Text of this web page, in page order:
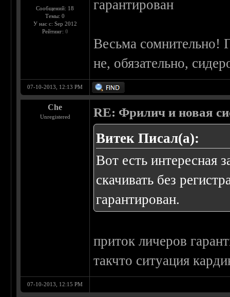
Сообщений: 18
Темы: 0
У нас с: Sep 2012
Рейтинг: 0
гарантирован
Весьма сомнительно!
не, обязательно,
07-10-2013, 12:13 PM
Che
Unregistered RE: Фрилич и новая
Витек Писал(а):
Вот есть интересная
скачивать без
гарантирован.
приток личеров
такчто ситуация
07-10-2013, 12:15 PM